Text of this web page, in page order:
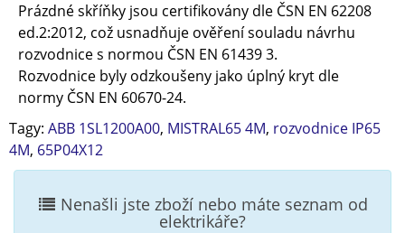
Prázdné skříňky jsou certifikovány dle ČSN EN 62208
ed.2:2012, což usnadňuje ověření souladu návrhu
rozvodnice s normou ČSN EN 61439 3.
Rozvodnice byly odzkoušeny jako úplný kryt dle
normy ČSN EN 60670-24.
Tagy: ABB 1SL1200A00, MISTRAL65 4M, rozvodnice IP65
4M, 65P04X12
Nenašli jste zboží nebo máte seznam od
elektrikáře?